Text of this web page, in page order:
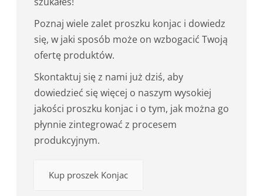
Poznaj wiele zalet proszku konjac i dowiedz
się, w jaki sposób może on wzbogacić Twoją
ofertę produktów.
Skontaktuj się z nami już dziś, aby
dowiedzieć się więcej o naszym wysokiej
jakości proszku konjac i o tym, jak można go
płynnie zintegrować z procesem
produkcyjnym.
Kup proszek Konjac